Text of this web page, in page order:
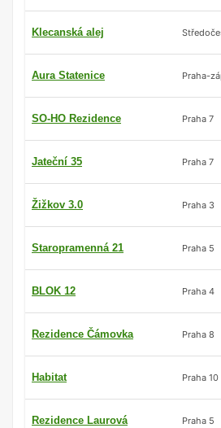
Klecanská alej
Aura Statenice Praha-
SO-HO Rezidence Praha 7
Jateční 35 Praha 7
Žižkov 3.0 Praha 3
Staropramenná 21 Praha 5
BLOK 12 Praha 4
Rezidence Čámovka Praha 8
Habitat Praha 10
Rezidence Laurová Praha 5